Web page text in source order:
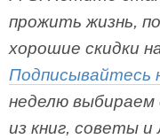
прожить жизнь,
хорошие скидки
Подписывайтесь
неделю
из книг, советы